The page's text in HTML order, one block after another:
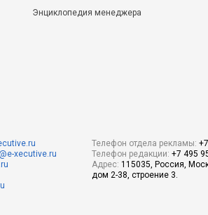
Энциклопедия менеджера
xecutive.ru
Телефон отдела рекламы:
Телефон редакции: +7 495
Адрес: 115035, Россия,
дом 2-38, строение 3.